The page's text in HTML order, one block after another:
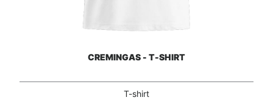
CREMINGAS - T-SHIRT
T-shirt